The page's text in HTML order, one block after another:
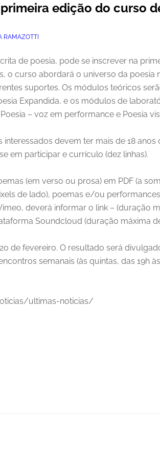
edição do curso
RAMAZOTTI
de poesia, pode se inscrever na
o curso abordará o universo da
suportes. Os módulos teóricos
Expandida, e os módulos de
– voz em performance e Poesia
interessados devem ter mais de 18
em participar e currículo (dez linhas).
(em verso ou prosa) em PDF (a
de lado), poemas e/ou
deverá informar o link – (duração
Soundcloud (duração máxima
de fevereiro. O resultado será
semanais (às quintas, das 19h
ultimas-noticias/